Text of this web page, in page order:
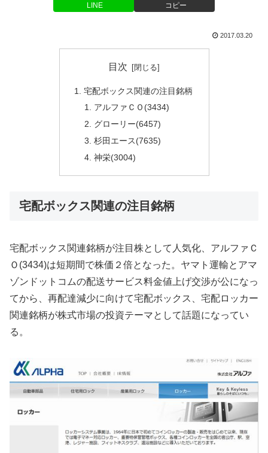
LINE コピー
2017.03.20
目次
宅配ボックス関連の注目銘柄
アルファＣＯ(3434)
グローリー(6457)
杉田エース(7635)
神栄(3004)
宅配ボックス関連の注目銘柄
宅配ボックス関連銘柄が注目株として人気化、アルファＣ
Ｏ(3434)は短期間で株価２倍となった。ヤマト運輸とアマ
ゾンドットコムの配送サービス料金値上げ交渉が公になっ
てから、再配達減少に向けて宅配ボックス、宅配ロッカー
関連銘柄が株式市場の投資テーマとして話題になってい
る。